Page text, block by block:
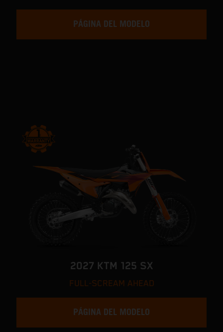
PÁGINA DEL MODELO
2027 KTM 125 SX
FULL-SCREAM AHEAD
PÁGINA DEL MODELO